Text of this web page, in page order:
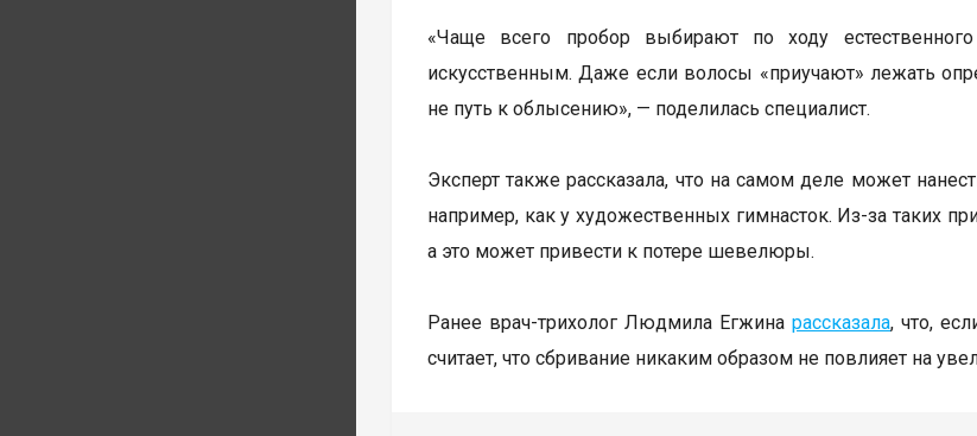
«Чаще всего пробор выбирают по ходу
искусственным. Даже если волосы «приучают» лежать
не путь к облысению», — поделилась специалист.
Эксперт также рассказала, что на самом деле может
например, как у художественных гимнасток. Из-за таких
а это может привести к потере шевелюры.
Ранее врач-трихолог Людмила Егжинарассказала, что,
считает, что сбривание никаким образом не повлияет на